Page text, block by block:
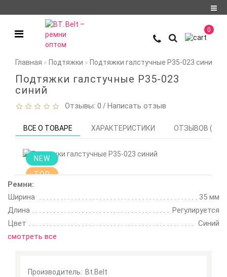
Авторизация
О компании
Условия
0
Главная Подтяжки Подтяжки галстучные P35-023 синий
Подтяжки галстучные P35-023
синий
Отзывы: 0 /Написать отзыв
ВСЕ О ТОВАРЕ ХАРАКТЕРИСТИКИ ОТЗЫВОВ (0)
NEW
TOP
Ремни:
Ширина
35 мм
Длина
Регулируется
Цвет
Синий
смотреть все
Производитель: Bt.Belt